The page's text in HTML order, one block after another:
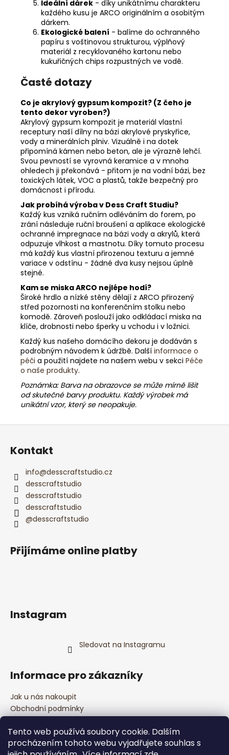
Tento web používá soubory cookie. Dalším
procházením tohoto webu vyjadřujete souhlas s
Ideální dárek - díky unikátnímu charakteru
každého kusu je ARCO originálním a osobitým
dárkem.
Ekologické balení - balíme do ochranného
papíru s voštinovou strukturou, výplňový
materiál z recyklovaného kartonu nebo
kukuřičných chips rozpustných ve vodě.
Časté dotazy
Co je akrylový gypsum kompozit? (Z čeho je
tento dekor vyroben?)
Akrylový gypsum kompozit je materiál vlastní
receptury naší dílny na bázi akrylové pryskyřice,
vody a minerálních plniv. Vizuálně i na dotek
připomíná kámen nebo beton, ale je výrazně lehčí.
Svou pevností se vyrovná keramice a v mnoha
ohledech ji překonává - přitom je na vodní bázi, bez
toxických látek, VOC a plastů, takže bezpečný pro
domácnost i přírodu.
Jak probíhá výroba v Dess Craft Studiu?
Každý kus vzniká ručním odléváním do forem, po
zrání následuje ruční broušení a aplikace ekologické
ochranné impregnace na bázi vody a akrylů, která
odpuzuje vlhkost a mastnotu. Díky tomuto procesu
má každý kus vlastní přirozenou texturu a jemné
variace v odstínu - žádné dva kusy nejsou úplně
stejné.
Kam se miska ARCO nejlépe hodí?
Široké hrdlo a nízké stěny dělají z ARCO přirozený
střed pozornosti na konferenčním stolku nebo
komodě. Zároveň poslouží jako odkládací miska na
klíče, drobnosti nebo šperky u vchodu i v ložnici.
Každý kus našeho domácího dekoru je dodáván s
podrobným návodem k údržbě. Další informace o
péči a použití najdete na našem webu v sekci Péče
o naše produkty.
Poznámka: Barva na obrazovce se může mírně lišit
od skutečné barvy produktu. Každý výrobek má
unikátní vzor, který se neopakuje.
Z
Kontakt
info@desscraftstudio.cz
desscraftstudio
desscraftstudio
desscraftstudio
@desscraftstudio
Přijímáme online platby
Instagram
Sledovat na Instagramu
Informace pro zákazníky
Jak u nás nakoupit
Obchodní podmínky
Kontakty
Bezpečnostní informace